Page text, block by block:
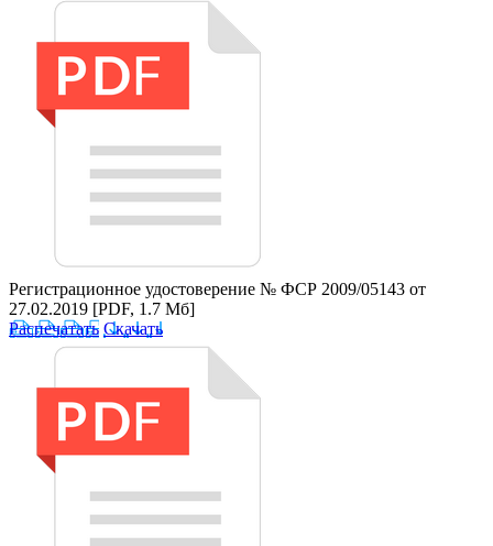
Регистрационное удостоверение № ФСР 2009/05143 от
27.02.2019 [PDF, 1.7 Мб]
Распечатать Скачать